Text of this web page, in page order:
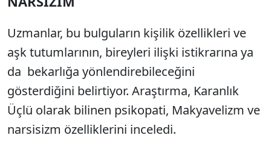
Uzmanlar, bu bulguların kişilik özellikleri ve
aşk tutumlarının, bireyleri ilişki istikrarına ya
da bekarlığa yönlendirebileceğini
gösterdiğini belirtiyor. Araştırma, Karanlık
Üçlü olarak bilinen psikopati, Makyavelizm ve
narsisizm özelliklerini inceledi.